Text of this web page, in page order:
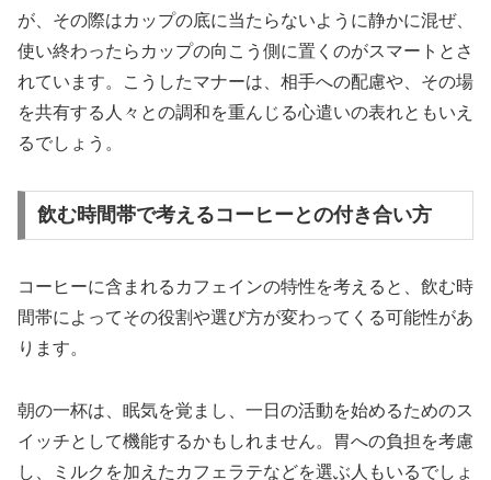
が、その際はカップの底に当たらないように静かに混ぜ、
使い終わったらカップの向こう側に置くのがスマートとさ
れています。こうしたマナーは、相手への配慮や、その場
を共有する人々との調和を重んじる心遣いの表れともいえ
るでしょう。
飲む時間帯で考えるコーヒーとの付き合い方
コーヒーに含まれるカフェインの特性を考えると、飲む時
間帯によってその役割や選び方が変わってくる可能性があ
ります。
朝の一杯は、眠気を覚まし、一日の活動を始めるためのス
イッチとして機能するかもしれません。胃への負担を考慮
し、ミルクを加えたカフェラテなどを選ぶ人もいるでしょ